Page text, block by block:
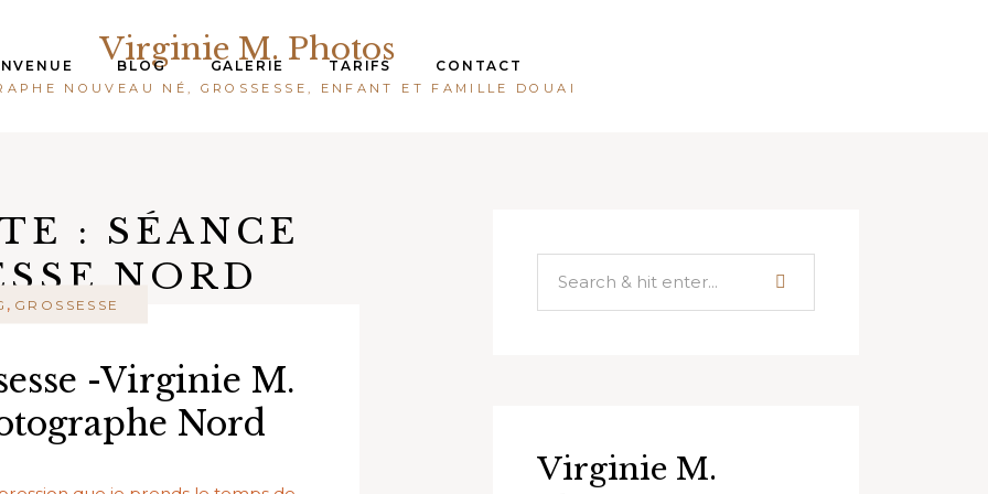
Virginie M. Photos
NOUVEAU NÉ, GROSSESSE, ENFANT ET FAMILLE DOUAI
BLOG GALERIE TARIFS CONTACT
: SÉANCE
NORD
, GROSSESSE
-Virginie M.
Nord
Virginie M.